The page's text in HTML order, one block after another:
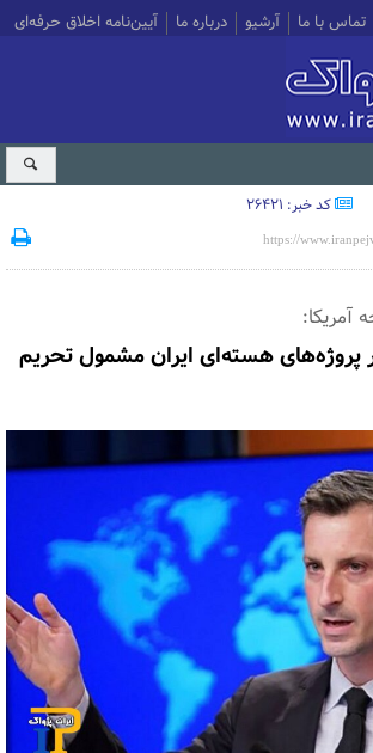
تماس با ما آرشیو درباره ما آیین‌نامه اخلاق حرفه‌ای
کد خبر: 26421
آمریکا:
هسته‌ای ایران مشمول تحریم